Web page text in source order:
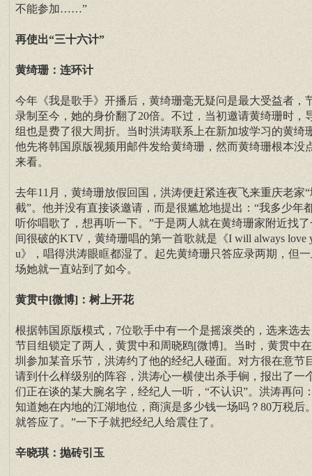
不能参加……”
再使出“三十六计”
黄绮珊：连环计
今年《我是歌手》开播后，黄绮珊毫无疑问是最大受益者，
录制至今，她的身价翻了20倍。不过，当初邀请黄绮珊时，
组也是费了很大周折。当时洪涛联系上在新加坡学习的黄绮
他先将韩国原版视频用邮件发给黄绮珊，然而黄绮珊根本没
来看。
去年11月，黄绮珊放假回国，洪涛便赶紧连夜飞来重庆老家“
截”。他并没有直接谈邀请，而是很尴尬地提出：“我多少年
听你唱歌了，想再听一下。”于是两人就在黄绮珊家附近找了
间很破的KTV，黄绮珊唱的第一首歌就是《I will always love
u》，唱得洪涛眼眶都湿了。起先黄绮珊只答应录两期，但
场她就一直站到了如今。
黄贯中[微博]：树上开花
根据韩国原版模式，7位歌手中有一个是摇滚类的，选来选
节目组锁定了两人，黄贯中和周晓鸥[微博]。当时，黄贯中
圳参加某音乐节，洪涛约了他的经纪人碰面。对方很在意节
请到什么样级别的阵容，洪涛心一横使出杀手锏，报出了一
们正在谈的某大腕名字，经纪人一听，“不认识”。洪涛再问
知道她在内地的江湖地位，商演是多少钱一场吗？80万税后
就答应了。”一下子就把经纪人给震住了。
辛晓琪：抛砖引玉